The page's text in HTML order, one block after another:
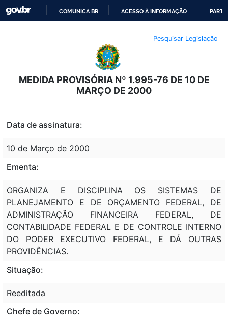
O
CONTEÚDO
COMUNICA BR ACESSO À INFORMAÇÃO
Pesquisar Legislação
MEDIDA PROVISÓRIA Nº 1.995-76 DE 10 DE
MARÇO DE 2000
Data de assinatura:
10 de Março de 2000
Ementa:
ORGANIZA E DISCIPLINA OS SISTEMAS DE
PLANEJAMENTO E DE ORÇAMENTO FEDERAL, DE
ADMINISTRAÇÃO FINANCEIRA FEDERAL, DE
CONTABILIDADE FEDERAL E DE CONTROLE INTERNO
DO PODER EXECUTIVO FEDERAL, E DÁ OUTRAS
PROVIDÊNCIAS.
Situação:
Reeditada
Chefe de Governo: